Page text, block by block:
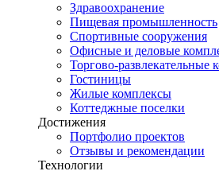
Здравоохранение
Пищевая промышленность
Спортивные сооружения
Офисные и деловые
Торгово-развлекательные
Гостиницы
Жилые комплексы
Коттеджные поселки
Достижения
Портфолио проектов
Отзывы и рекомендации
Технологии